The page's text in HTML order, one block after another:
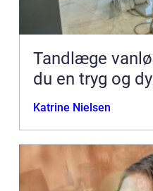
Tandlæge vanløse sådan
du en tryg og
Katrine Nielsen